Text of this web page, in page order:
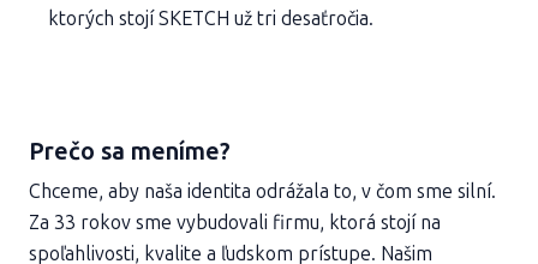
ktorých stojí SKETCH už tri desaťročia.
Prečo sa meníme?
Chceme, aby naša identita odrážala to, v čom sme silní.
Za 33 rokov sme vybudovali firmu, ktorá stojí na
spoľahlivosti, kvalite a ľudskom prístupe. Našim